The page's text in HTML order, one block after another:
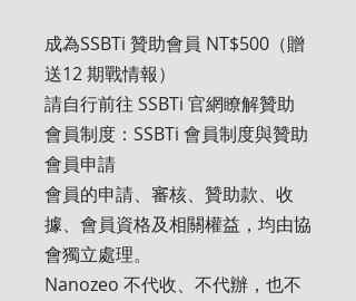
成為SSBTi 贊助會員 NT$500（贈
送12 期戰情報）
請自行前往 SSBTi 官網瞭解贊助
會員制度：SSBTi 會員制度與贊助
會員申請
會員的申請、審核、贊助款、收
據、會員資格及相關權益，均由協
會獨立處理。
Nanozeo 不代收、不代辦，也不